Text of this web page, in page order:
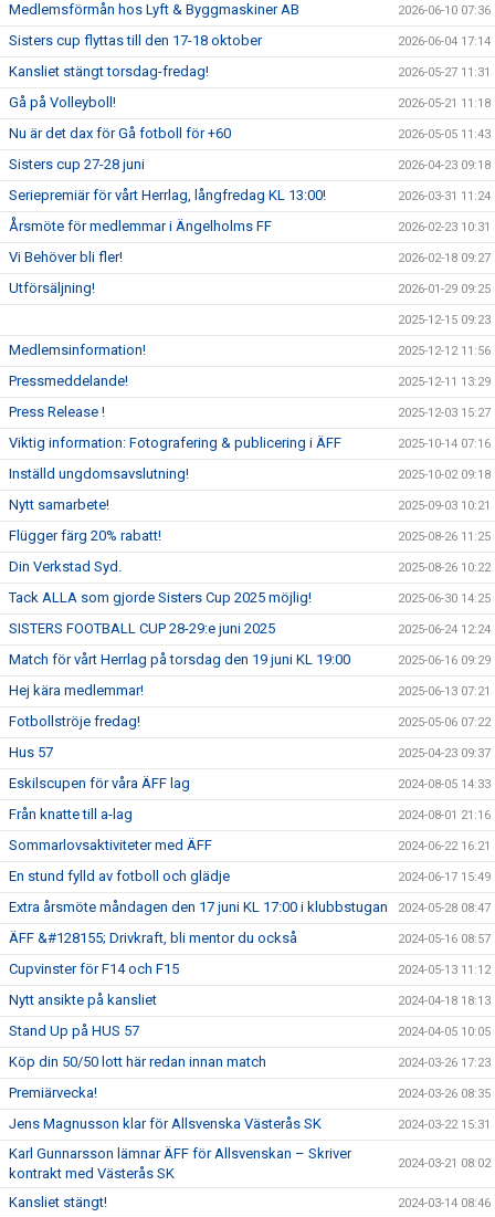
Medlemsförmån hos Lyft & Byggmaskiner AB 2026-06-10 07:36
Sisters cup flyttas till den 17-18 oktober 2026-06-04 17:14
Kansliet stängt torsdag-fredag! 2026-05-27 11:31
Gå på Volleyboll! 2026-05-21 11:18
Nu är det dax för Gå fotboll för +60 2026-05-05 11:43
Sisters cup 27-28 juni 2026-04-23 09:18
Seriepremiär för vårt Herrlag, långfredag KL 13:00! 2026-03-31 11:24
Årsmöte för medlemmar i Ängelholms FF 2026-02-23 10:31
Vi Behöver bli fler! 2026-02-18 09:27
Utförsäljning! 2026-01-29 09:25
2025-12-15 09:23
Medlemsinformation! 2025-12-12 11:56
Pressmeddelande! 2025-12-11 13:29
Press Release ! 2025-12-03 15:27
Viktig information: Fotografering & publicering i ÄFF 2025-10-14 07:16
Inställd ungdomsavslutning! 2025-10-02 09:18
Nytt samarbete! 2025-09-03 10:21
Flügger färg 20% rabatt! 2025-08-26 11:25
Din Verkstad Syd. 2025-08-26 10:22
Tack ALLA som gjorde Sisters Cup 2025 möjlig! 2025-06-30 14:25
SISTERS FOOTBALL CUP 28-29:e juni 2025 2025-06-24 12:24
Match för vårt Herrlag på torsdag den 19 juni KL 19:00 2025-06-16 09:29
Hej kära medlemmar! 2025-06-13 07:21
Fotbollströje fredag! 2025-05-06 07:22
Hus 57 2025-04-23 09:37
Eskilscupen för våra ÄFF lag 2024-08-05 14:33
Från knatte till a-lag 2024-08-01 21:16
Sommarlovsaktiviteter med ÄFF 2024-06-22 16:21
En stund fylld av fotboll och glädje 2024-06-17 15:49
Extra årsmöte måndagen den 17 juni KL 17:00 i klubbstugan 2024-05-28 08:47
ÄFF &#128155; Drivkraft, bli mentor du också 2024-05-16 08:57
Cupvinster för F14 och F15 2024-05-13 11:12
Nytt ansikte på kansliet 2024-04-18 18:13
Stand Up på HUS 57 2024-04-05 10:05
Köp din 50/50 lott här redan innan match 2024-03-26 17:23
Premiärvecka! 2024-03-26 08:35
Jens Magnusson klar för Allsvenska Västerås SK 2024-03-22 15:31
Karl Gunnarsson lämnar ÄFF för Allsvenskan – Skriver
kontrakt med Västerås SK
2024-03-21 08:02
Kansliet stängt! 2024-03-14 08:46